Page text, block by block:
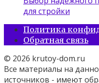
для стройки
Политика
Обратная связь
© 2026 krutoy-dom.ru
Все материалы на
источников - имеют